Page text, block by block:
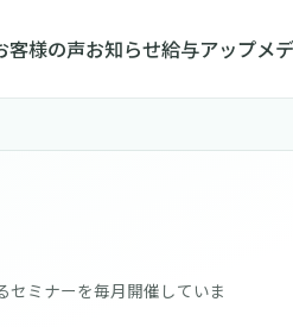
客様の声お知らせ給与アップメ
ミナーを毎月開催していま